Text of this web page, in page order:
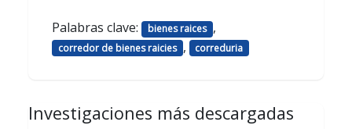
Palabras clave: bienes raices ,
corredor de bienes raicies , correduria
Investigaciones más descargadas